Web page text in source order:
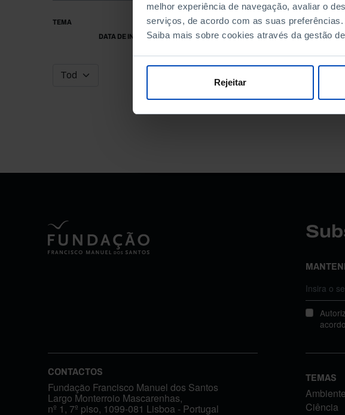
melhor experiência de navegação, avaliar o
serviços, de acordo com as suas
Saiba mais sobre cookies através da gestão
Rejeitar
TEMA
DATA DE INÍCIO
DATA
CONTACTOS
Fundação Francisco Manuel dos Santos
Largo Monterroio Mascarenhas,
nº 1, 7º piso, 1099-081 Lisboa - Portugal
TEMAS
Ambiente
Ciência